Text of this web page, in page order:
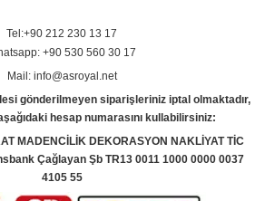
Tel:+90 212 230 13 17
+90 530 560 30 17
Mail: info@asroyal.net
gönderilmeyen siparişleriniz iptal olmaktadır,
hesap numarasını kullabilirsiniz:
MADENCİLİK DEKORASYON NAKLİYAT TİC
Çağlayan Şb TR13 0011 1000 0000 0037
4105 55